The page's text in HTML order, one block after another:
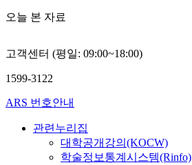
오늘 본 자료
고객센터 (평일: 09:00~18:00)
1599-3122
ARS 번호안내
관련누리집
대학공개강의(KOCW)
학술정보통계시스템(Rinfo)